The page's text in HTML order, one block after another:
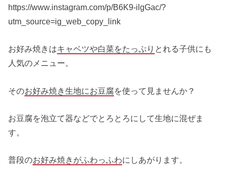
https://www.instagram.com/p/B6K9-ilgGac/?
utm_source=ig_web_copy_link
お好み焼きはキャベツや白菜をたっぷり とれる子供にも
人気のメニュー。
そのお好み焼き生地にお豆腐を使って見ませんか？
お豆腐を泡立て器などでとろとろにして生地に混ぜま
す。
普段のお好み焼きがふわっふわにしあがります。